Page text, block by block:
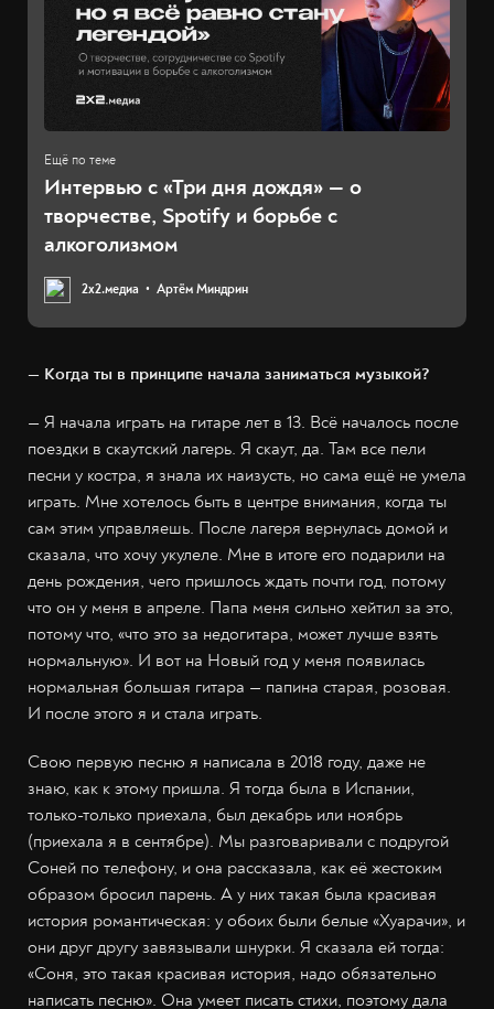
Интервью с «Три дня дождя» — о
творчестве, Spotify и борьбе с
алкоголизмом
2х2.медиа Артём Миндрин
— Когда ты в принципе начала заниматься музыкой?
— Я начала играть на гитаре лет в 13. Всё началось после
поездки в скаутский лагерь. Я скаут, да. Там все пели
песни у костра, я знала их наизусть, но сама ещё не умела
играть. Мне хотелось быть в центре внимания, когда ты
сам этим управляешь. После лагеря вернулась домой и
сказала, что хочу укулеле. Мне в итоге его подарили на
день рождения, чего пришлось ждать почти год, потому
что он у меня в апреле. Папа меня сильно хейтил за это,
потому что, «что это за недогитара, может лучше взять
нормальную». И вот на Новый год у меня появилась
нормальная большая гитара — папина старая, розовая.
И после этого я и стала играть.
Свою первую песню я написала в 2018 году, даже не
знаю, как к этому пришла. Я тогда была в Испании,
только-только приехала, был декабрь или ноябрь
(приехала я в сентябре). Мы разговаривали с подругой
Соней по телефону, и она рассказала, как её жестоким
образом бросил парень. А у них такая была красивая
история романтическая: у обоих были белые «Хуарачи», и
они друг другу завязывали шнурки. Я сказала ей тогда:
«Соня, это такая красивая история, надо обязательно
написать песню». Она умеет писать стихи, поэтому дала